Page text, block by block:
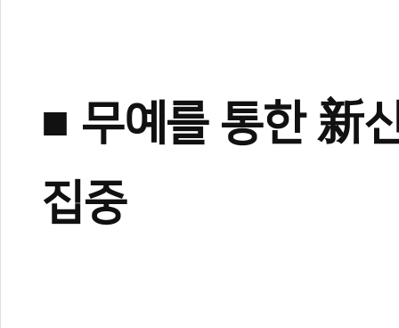
■ 무예를 통한 新
집중